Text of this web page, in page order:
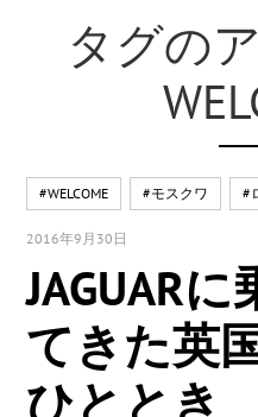
タグの
#WELCOME #モスクワ #
2016年9月30日
JAGUAR
てきた英
ひととき